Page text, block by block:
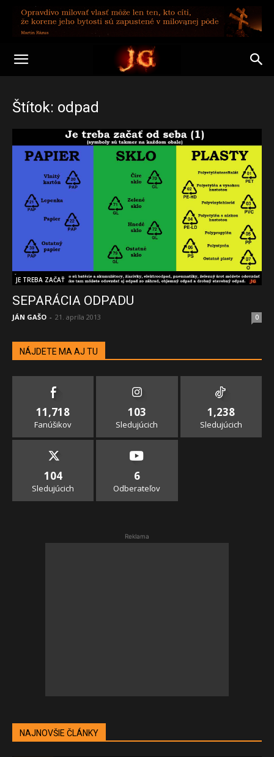
Štítok: odpad
JE TREBA ZAČAŤ
SEPARÁCIA ODPADU
JÁN GAŠO - 21. apríla 2013 0
NÁJDETE MA AJ TU
11,718
Fanúšikov
103
Sledujúcich
1,238
Sledujúcich
104
Sledujúcich
6
Odberateľov
Reklama
NAJNOVŠIE ČLÁNKY